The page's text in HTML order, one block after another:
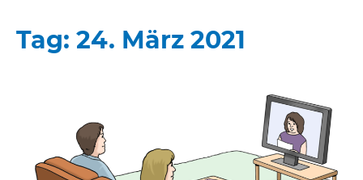
Tag: 24. März 2021